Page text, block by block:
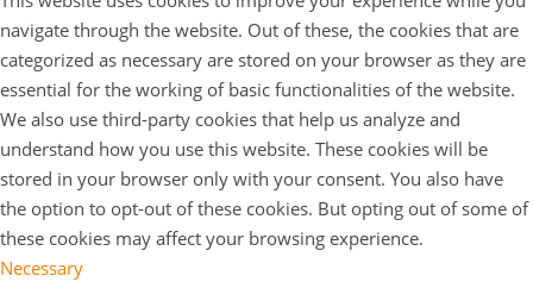
navigate through the website. Out of these, the cookies that are
categorized as necessary are stored on your browser as they are
essential for the working of basic functionalities of the website.
We also use third-party cookies that help us analyze and
understand how you use this website. These cookies will be
stored in your browser only with your consent. You also have
the option to opt-out of these cookies. But opting out of some of
these cookies may affect your browsing experience.
Necessary